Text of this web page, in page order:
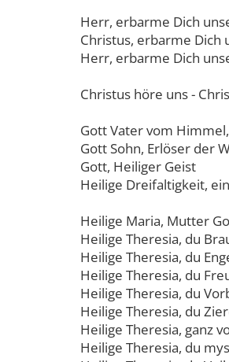
Herr, erbarme Dich
Christus, erbarme Dich
Herr, erbarme Dich
Christus höre uns -
Gott Vater vom
Gott Sohn, Erlöser der
Gott, Heiliger Geist
Heilige Dreifaltigkeit,
Heilige Maria, Mutter
Heilige Theresia, du
Heilige Theresia, du
Heilige Theresia, du
Heilige Theresia, du
Heilige Theresia, du
Heilige Theresia, ganz
Heilige Theresia, du